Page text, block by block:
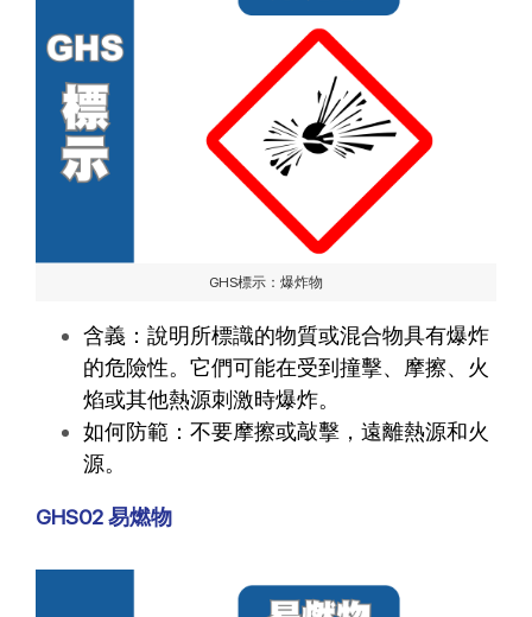
GHS標示：爆炸物
含義：說明所標識的物質或混合物具有爆炸
的危險性。它們可能在受到撞擊、摩擦、火
焰或其他熱源刺激時爆炸。
如何防範：不要摩擦或敲擊，遠離熱源和火
源。
GHS02 易燃物